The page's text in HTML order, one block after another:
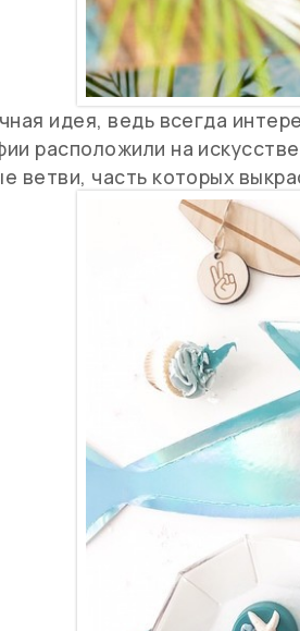
идея, ведь всегда
расположили на
ветви, часть которых